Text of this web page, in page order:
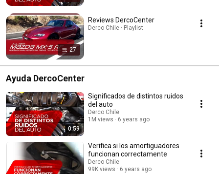
27
Reviews DercoCenter
Derco Chile · Playlist
Ayuda DercoCenter
0:59
Significados de distintos ruidos
del auto
Derco Chile
1M views
6 years ago
Verifica si los amortiguadores
funcionan correctamente
Derco Chile
99K views
6 years ago